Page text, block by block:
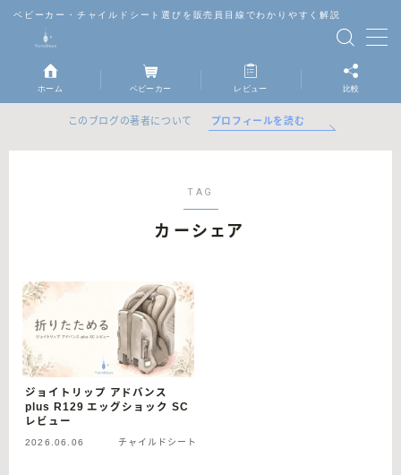
ベビーカー・チャイルドシート選びを販売員目線でわかりやすく解説
MENU
ベビーカー
比較
ホーム ベビーカー レビュー 比較
このブログの著者について プロフィールを読む
TAG
カーシェア
ジョイトリップ アドバンス
plus R129 エッグショック SC
レビュー
2026.06.06 チャイルドシート